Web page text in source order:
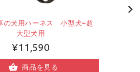
の犬用ハーネス 小型犬~超
大型犬用
¥11,590
商品を見る